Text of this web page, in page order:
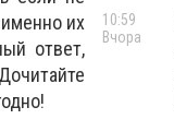
их
ответ,
10:59
Вчора